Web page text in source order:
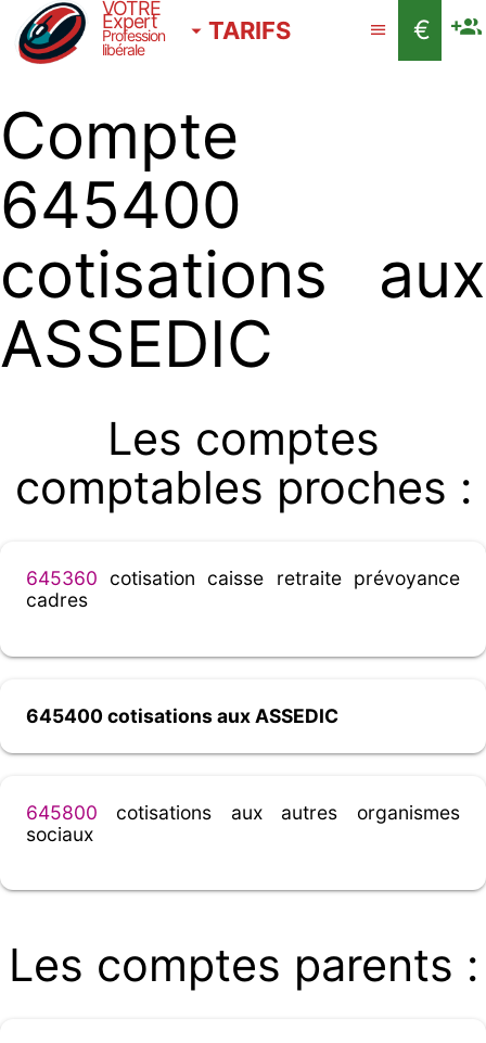
VOTRE
Expert
Profession
libérale
TARIFS €
Compte
645400
cotisations aux
ASSEDIC
Les comptes
comptables proches :
645360 cotisation caisse retraite prévoyance
cadres
645400 cotisations aux ASSEDIC
645800 cotisations aux autres organismes
sociaux
Les comptes parents :